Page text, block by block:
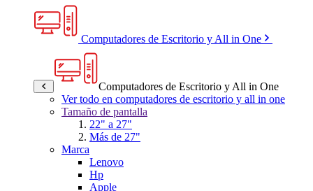
Computadores de Escritorio y All in One
Computadores de Escritorio y All in One
Ver todo en computadores de escritorio y all in one
Tamaño de pantalla
22" a 27"
Más de 27"
Marca
Lenovo
Hp
Apple